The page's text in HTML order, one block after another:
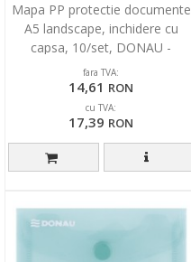
Mapa PP protectie documente
A5 landscape, inchidere cu
capsa, 10/set, DONAU -
albastru transparent
fara TVA:
14,61 RON
cu TVA:
17,39 RON